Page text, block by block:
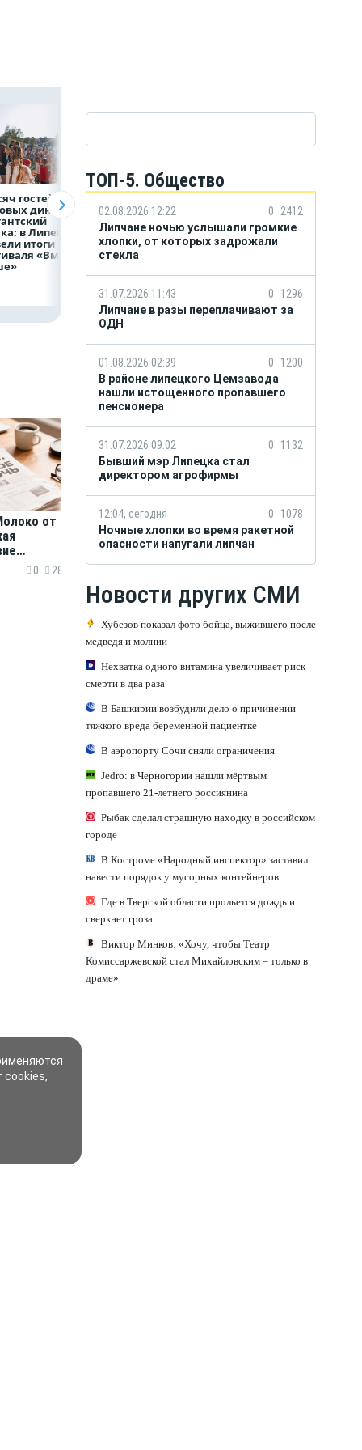
гостей, 9
династий
в Липецке
итоги
«Вместе
В профильных
учебных заведениях
трёх человек на
место
ВТБ предоставит
млрд рублей
складских
комплексов
от
и
0 28
ТОП-5. Общество
02.08.2026 12:22 0
2412
Липчане ночью услышали громкие
хлопки, от которых задрожали
стекла
31.07.2026 11:43 0
1296
Липчане в разы переплачивают за
ОДН
01.08.2026 02:39 0
1200
В районе липецкого Цемзавода
нашли истощенного пропавшего
пенсионера
31.07.2026 09:02 0
1132
Бывший мэр Липецка стал
директором агрофирмы
12:04, сегодня 0
1078
Ночные хлопки во время ракетной
опасности напугали липчан
Новости других СМИ
Хубезов показал фото бойца, выжившего после
медведя и молнии
Нехватка одного витамина увеличивает риск
смерти в два раза
В Башкирии возбудили дело о причинении
тяжкого вреда беременной пациентке
В аэропорту Сочи сняли ограничения
Jedro: в Черногории нашли мёртвым
пропавшего 21-летнего россиянина
Рыбак сделал страшную находку в российском
городе
В Костроме «Народный инспектор» заставил
навести порядок у мусорных контейнеров
Где в Тверской области прольется дождь и
сверкнет гроза
Виктор Минков: «Хочу, чтобы Театр
Комиссаржевской стал Михайловским – только в
драме»
cookies,